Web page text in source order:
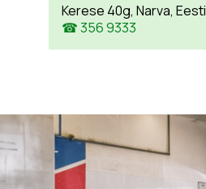
Kerese 40g, Narva, Eesti
☎ 356 9333